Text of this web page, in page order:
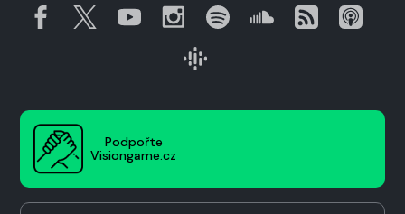
Podpořte
Visiongame.cz